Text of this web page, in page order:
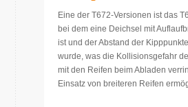
Eine der T672-Versionen ist das
bei dem eine Deichsel mit
ist und der Abstand der
wurde, was die Kollisionsgefahr
mit den Reifen beim Abladen
Einsatz von breiteren Reifen